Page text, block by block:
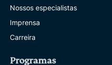
Nossos especialistas
Imprensa
Carreira
Programas